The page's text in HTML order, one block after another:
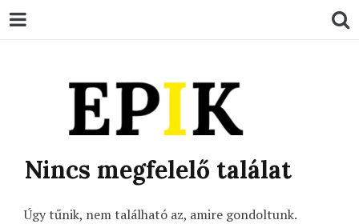
EPIK
Nincs megfelelő találat
Úgy tűnik, nem található az, amire gondoltunk.